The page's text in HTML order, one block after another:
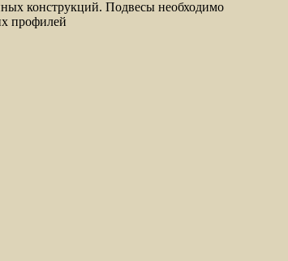
конструкций. Подвесы необходимо
профилей